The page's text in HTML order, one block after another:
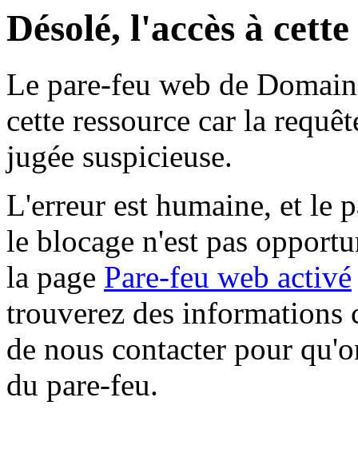
Désolé, l'accès à
Le pare-feu web de
cette ressource car la
jugée suspicieuse.
L'erreur est humaine, et le
le blocage n'est pas
la page Pare-feu web activé
trouverez des informations
de nous contacter pour
du pare-feu.